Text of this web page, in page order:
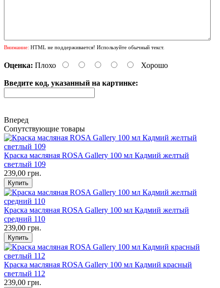
Внимание: HTML не поддерживается! Используйте обычный текст.
Оценка: Плохо Хорошо
Введите код, указанный на картинке:
Вперед
Сопутствующие товары
Краска масляная ROSA Gallery 100 мл Кадмий желтый
светлый 109
239,00 грн.
Краска масляная ROSA Gallery 100 мл Кадмий желтый
средний 110
239,00 грн.
Краска масляная ROSA Gallery 100 мл Кадмий красный
светлый 112
239,00 грн.